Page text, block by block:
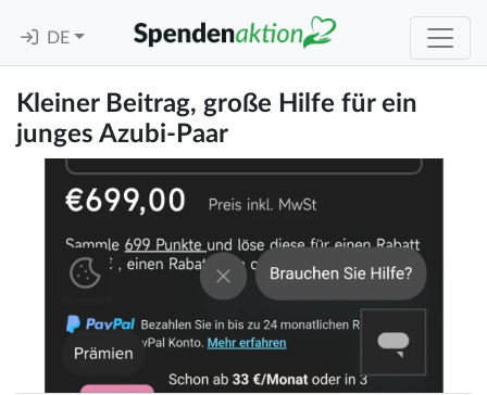
DE
Kleiner Beitrag, große Hilfe für ein
junges Azubi-Paar